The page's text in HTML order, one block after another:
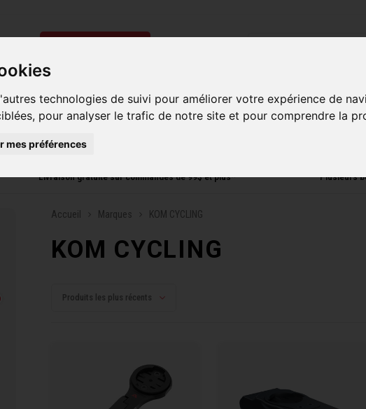
technologies de suivi pour améliorer votre expérience de
pour analyser le trafic de notre site et pour comprendre la
mes préférences
Femme Homme Accessoires Composantes
Livraison gratuite sur commandes de 99$ et plus* Plusieurs
Accueil Marques KOM CYCLING
KOM CYCLING
Produits les plus récents